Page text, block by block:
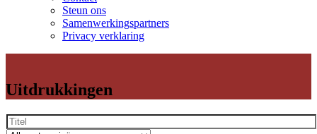
Steun ons
Samenwerkingspartners
Privacy verklaring
Uitdrukkingen